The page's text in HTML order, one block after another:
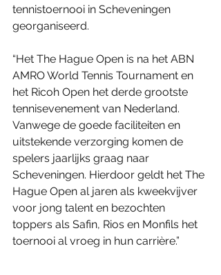
tennistoernooi in Scheveningen
georganiseerd.
“Het The Hague Open is na het ABN
AMRO World Tennis Tournament en
het Ricoh Open het derde grootste
tennisevenement van Nederland.
Vanwege de goede faciliteiten en
uitstekende verzorging komen de
spelers jaarlijks graag naar
Scheveningen. Hierdoor geldt het The
Hague Open al jaren als kweekvijver
voor jong talent en bezochten
toppers als Safin, Rios en Monfils het
toernooi al vroeg in hun carrière.”